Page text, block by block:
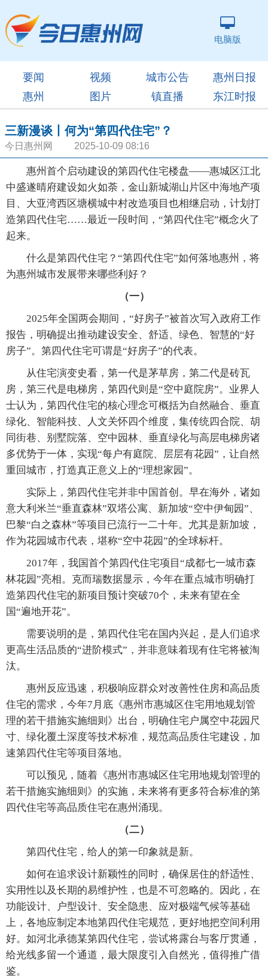
电脑版
要闻 视频 城市公告
惠州日报
惠州
图片 镇直播 东江时报
三新漫谈丨何为“第四代住宅”？
今日惠州网 2025-10-09 08:16
惠州首个启动建设的第四代住宅楼盘——惠城区江北
中盛遂晴府建设如火如荼，金山新城湖山片区中海地产项
目、大亚湾西区塘横城中村改造项目也相继启动，计划打
造第四代住宅……最近一段时间，“第四代住宅”概念火了
起来。
什么是第四代住宅？“第四代住宅”如何落地惠州，将
为惠州城市发展带来哪些利好？
（一）
2025年全国两会期间，“好房子”被首次写入政府工作
报告，明确提出推动建设安全、舒适、绿色、智慧的“好
房子”。第四代住宅可谓是“好房子”的代表。
从住宅演变史看，第一代是茅草房，第二代是砖瓦
房，第三代是电梯房，第四代则是“空中庭院房”。业界人
士认为，第四代住宅的核心理念可概括为自然融合、垂直
绿化、智能科技、人文关怀四个维度，集传统四合院、胡
同街巷、别墅院落、空中园林、垂直绿化与高层电梯房诸
多优势于一体，实现“每户有庭院、层层有花园”，让自然
重回城市，打造真正意义上的“理想家园”。
实际上，第四代住宅并非中国首创。早在海外，诸如
意大利米兰“垂直森林”双塔公寓、新加坡“空中伊甸园”、
巴黎“白之森林”等项目已流行一二十年。尤其是新加坡，
作为花园城市代表，堪称“空中花园”的全球标杆。
2017年，我国首个第四代住宅项目“成都七一城市森
林花园”亮相。克而瑞数据显示，今年在重点城市明确打
造第四代住宅的新项目预计突破70个，未来有望在全
国“遍地开花”。
需要说明的是，第四代住宅在国内兴起，是人们追求
更高生活品质的“进阶模式”，并非意味着现有住宅将被淘
汰。
惠州反应迅速，积极响应群众对改善性住房和高品质
住宅的需求，今年7月底《惠州市惠城区住宅用地规划管
理的若干措施实施细则》出台，明确住宅户属空中花园尺
寸、绿化覆土深度等技术标准，规范高品质住宅建设，加
速第四代住宅等项目落地。
可以预见，随着《惠州市惠城区住宅用地规划管理的
若干措施实施细则》的实施，未来将有更多符合标准的第
四代住宅等高品质住宅在惠州涌现。
（二）
第四代住宅，给人的第一印象就是新。
如何在追求设计新颖性的同时，确保居住的舒适性、
实用性以及长期的易维护性，也是不可忽略的。因此，在
功能设计、户型设计、安全隐患、应对极端气候等基础
上，各地应制定本地第四代住宅规范，更好地把空间利用
好。如河北承德某第四代住宅，尝试将露台与客厅贯通，
给光线多留一个通道，最大限度引入自然光，值得推广借
鉴。